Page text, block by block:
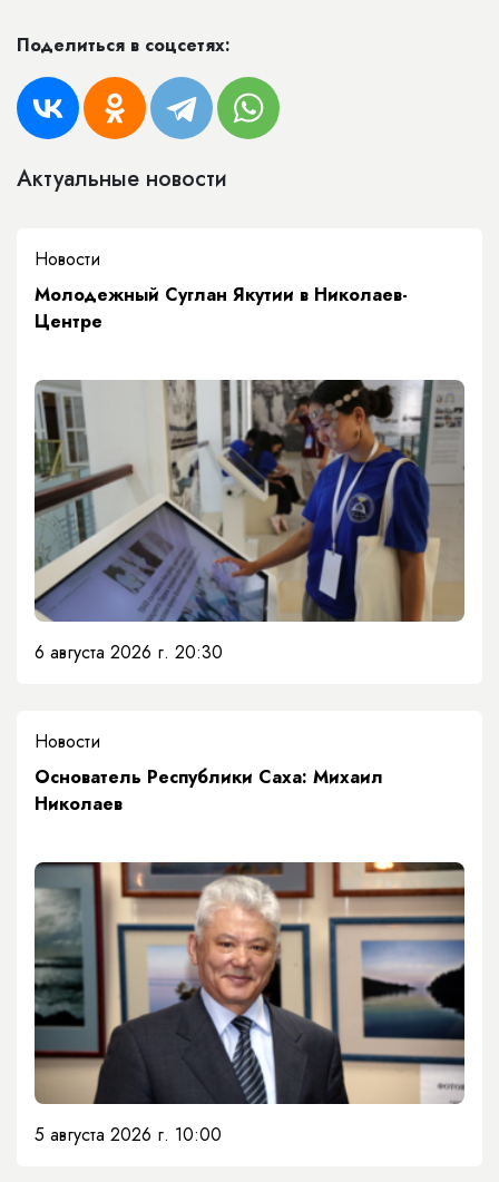
Поделиться в соцсетях:
Актуальные новости
Новости
Молодежный Суглан Якутии в Николаев-
Центре
6 августа 2026 г. 20:30
Новости
Основатель Республики Саха: Михаил
Николаев
5 августа 2026 г. 10:00